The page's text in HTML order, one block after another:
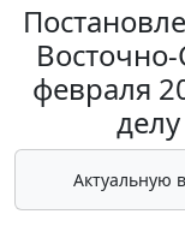
Восточно-
февраля
Актуальную